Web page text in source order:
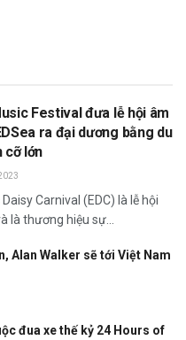
Festival đưa lễ hội âm
ra đại dương bằng du
cỡ lớn
Carnival (EDC) là lễ hội
là thương hiệu sự...
Alan Walker sẽ tới Việt Nam
đua xe thế kỷ 24 Hours of